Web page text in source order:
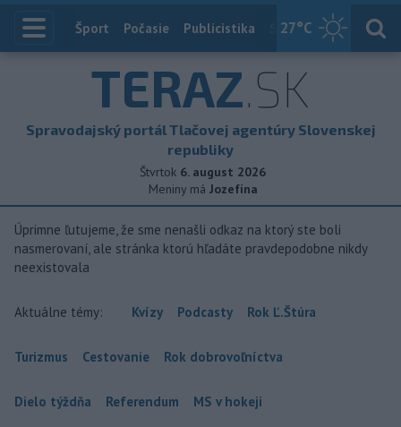
27°C
Index
Šport Počasie Publicistika Slovensko
TERAZ.SK
Spravodajský portál Tlačovej agentúry Slovenskej
republiky
Štvrtok 6. august 2026
Meniny má Jozefína
Úprimne ľutujeme, že sme nenašli odkaz na ktorý ste boli
nasmerovaní, ale stránka ktorú hľadáte pravdepodobne nikdy
neexistovala
Aktuálne témy: Kvízy Podcasty Rok Ľ.Štúra
Turizmus Cestovanie Rok dobrovoľníctva
Dielo týždňa Referendum MS v hokeji